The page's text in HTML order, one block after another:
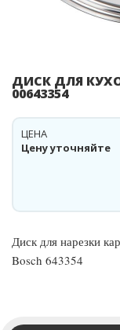
ДИСК ДЛЯ
00643354
Цену уточняйте
ЦЕНА
Диск для нарезки
Bosch 643354